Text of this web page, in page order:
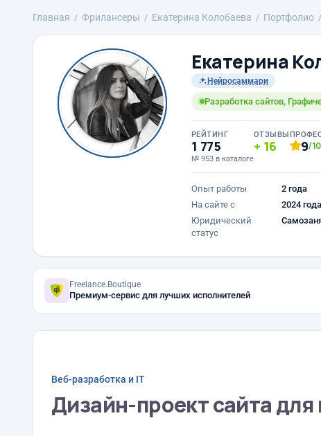
Главная Фрилансеры Екатерина Колобаева Портфолио
Екатерина
Нейросаммари
Разработка сайтов,
РЕЙТИНГ
1 775
№ 953 в каталоге
ОТЗЫВЫ
16 9/10
Опыт работы
2 года
На сайте с
2024 года
Юридический
статус
Freelance.Boutique
Премиум-сервис для лучших исполнителей
Веб-разработка и IT
Дизайн-проект сайта